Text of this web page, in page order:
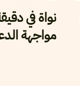
نواة في
مواجهة